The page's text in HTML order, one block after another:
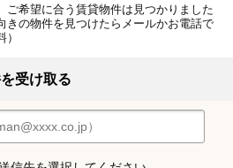
ご希望に合う賃貸物件は見つかりました
きの物件を見つけたらメールかお電話で
受け取る